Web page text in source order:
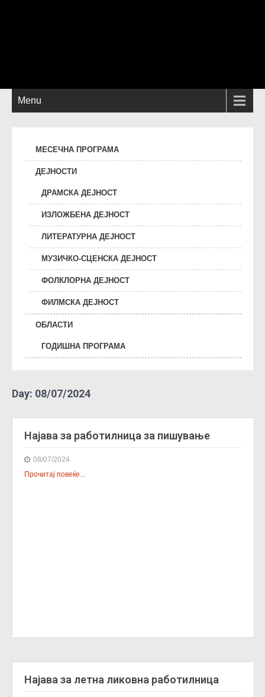
Menu
МЕСЕЧНА ПРОГРАМА
ДЕЈНОСТИ
ДРАМСКА ДЕЈНОСТ
ИЗЛОЖБЕНА ДЕЈНОСТ
ЛИТЕРАТУРНА ДЕЈНОСТ
МУЗИЧКО-СЦЕНСКА ДЕЈНОСТ
ФОЛКЛОРНА ДЕЈНОСТ
ФИЛМСКА ДЕЈНОСТ
ОБЛАСТИ
ГОДИШНА ПРОГРАМА
Day: 08/07/2024
Најава за работилница за пишување
08/07/2024
Прочитај повеќе...
Најава за летна ликовна работилница